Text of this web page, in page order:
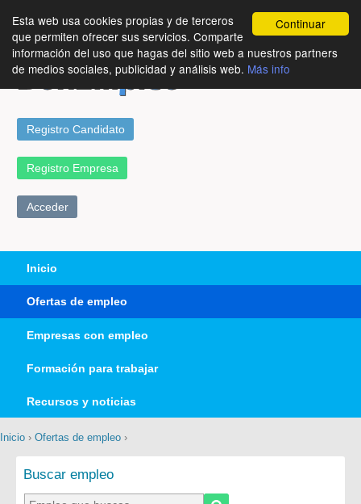
Continuar
Esta web usa cookies propias y de terceros
que permiten ofrecer sus servicios. Comparte
información del uso que hagas del sitio web a nuestros partners
de medios sociales, publicidad y análisis web. Más info
Registro Candidato
Registro Empresa
Acceder
Inicio
Ofertas de empleo
Empresas con empleo
Formación para trabajar
Recursos y noticias
Inicio › Ofertas de empleo ›
Buscar empleo